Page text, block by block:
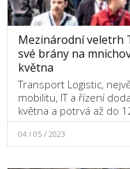
Mezinárodní veletrh
své brány na
května
Transport Logistic,
mobilitu, IT a řízení
května a potrvá až do
04 / 05 / 2023